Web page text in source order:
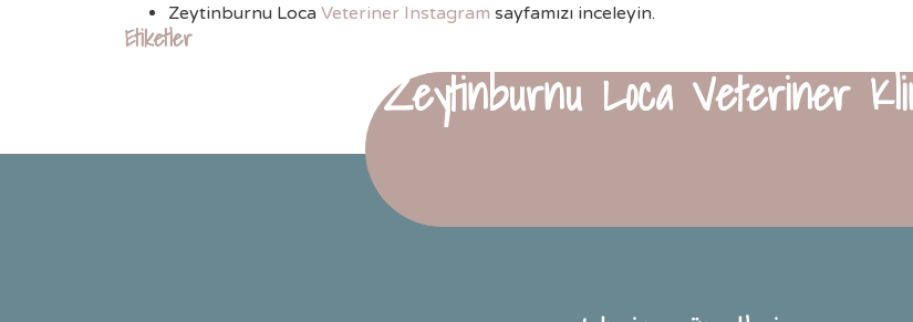
Zeytinburnu Loca Veteriner Instagram sayfamızı inceleyin.
Etiketler
Zeytinburnu Loca Veteriner